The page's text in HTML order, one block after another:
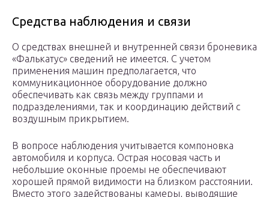
Средства наблюдения и связи
О средствах внешней и внутренней связи броневика
«Фалькатус» сведений не имеется. С учетом
применения машин предполагается, что
коммуникационное оборудование должно
обеспечивать как связь между группами и
подразделениями, так и координацию действий с
воздушным прикрытием.
В вопросе наблюдения учитывается компоновка
автомобиля и корпуса. Острая носовая часть и
небольшие оконные проемы не обеспечивают
хорошей прямой видимости на близком расстоянии.
Вместо этого задействованы камеры, выводящие